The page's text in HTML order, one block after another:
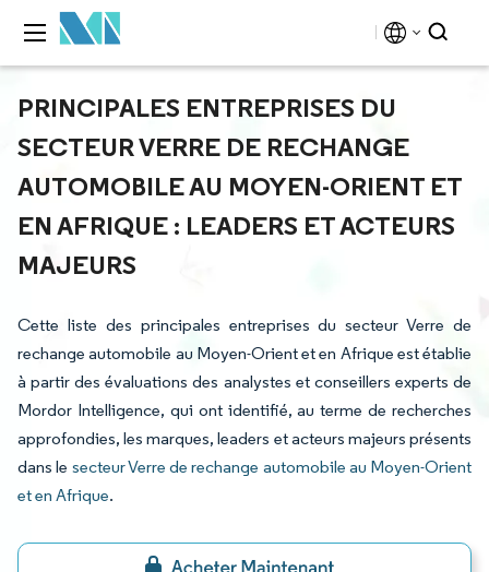
PRINCIPALES ENTREPRISES DU
SECTEUR VERRE DE RECHANGE
AUTOMOBILE AU MOYEN-ORIENT ET
EN AFRIQUE : LEADERS ET ACTEURS
MAJEURS
Cette liste des principales entreprises du secteur Verre de
rechange automobile au Moyen-Orient et en Afrique est établie
à partir des évaluations des analystes et conseillers experts de
Mordor Intelligence, qui ont identifié, au terme de recherches
approfondies, les marques, leaders et acteurs majeurs présents
dans le secteur Verre de rechange automobile au Moyen-Orient
et en Afrique.